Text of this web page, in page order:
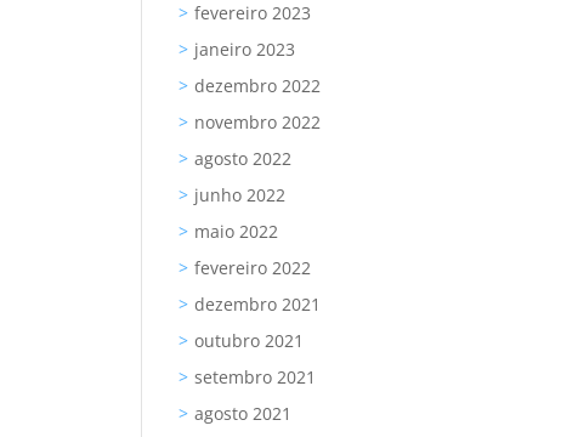
fevereiro 2023
janeiro 2023
dezembro 2022
novembro 2022
agosto 2022
junho 2022
maio 2022
fevereiro 2022
dezembro 2021
outubro 2021
setembro 2021
agosto 2021